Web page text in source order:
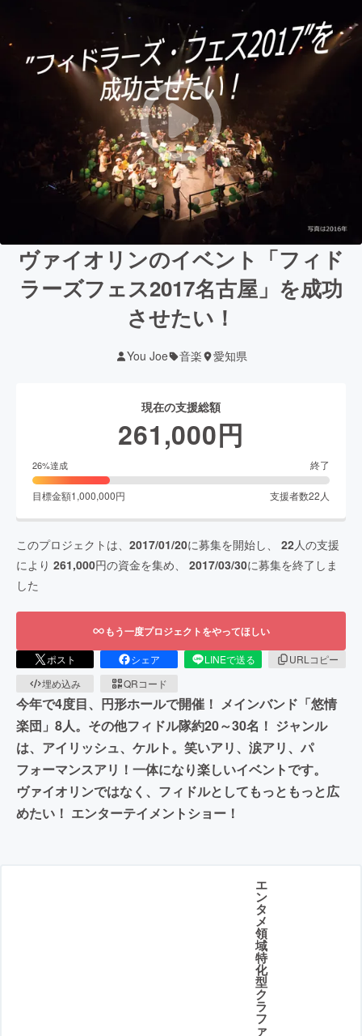
ヴァイオリンのイベント「フィド
ラーズフェス2017名古屋」を成功
させたい！
You Joe 音楽 愛知県
現在の支援総額
261,000円
26%達成 終了
目標金額1,000,000円 支援者数22 人
このプロジェクトは、 2017/01/20に募集を開始し、 22人の支援
により 261,000円の資金を集め、 2017/03/30に募集を終了しま
した
もう一度プロジェクトをやってほしい
ポスト シェア LINEで送る
URLコピー
埋め込み
QRコード
今年で4度目、円形ホールで開催！ メインバンド「悠情
楽団」8人。その他フィドル隊約20～30名！ ジャンル
は、アイリッシュ、ケルト。笑いアリ、涙アリ、パ
フォーマンスアリ！一体になり楽しいイベントです。
ヴァイオリンではなく、フィドルとしてもっともっと広
めたい！ エンターテイメントショー！
エ
ン
タ
メ
領
域
特
化
型
ク
ラ
フ
ァ